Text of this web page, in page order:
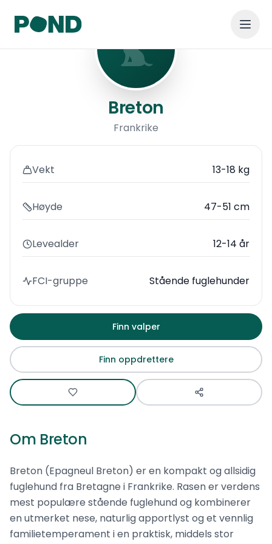
Breton
Frankrike
Vekt 13-18 kg
Høyde 47-51 cm
Levealder 12-14 år
FCI-gruppe Stående fuglehunder
Finn valper
Finn oppdrettere
Om Breton
Breton (Epagneul Breton) er en kompakt og allsidig
fuglehund fra Bretagne i Frankrike. Rasen er verdens
mest populære stående fuglehund og kombinerer
en utmerket nese, naturlig apportlyst og et vennlig
familietemperament i en praktisk, middels stor